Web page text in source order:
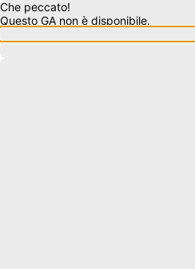
Che peccato!
Questo GA non è disponibile.